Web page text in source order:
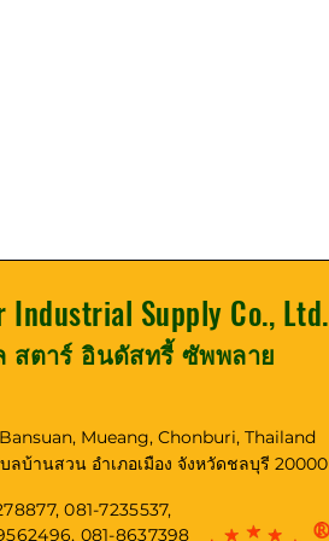
Industrial Supply Co., Ltd.
สตาร์ อินดัสทรี้ ซัพพลาย
Mueang, Chonburi, Thailand
ลบ้านสวน อำเภอเมือง จังหวัดชลบุรี 20000
081-7235537,
081-8637398